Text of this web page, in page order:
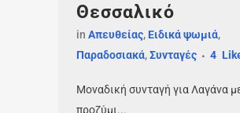
Θεσσαλικό
in Απευθείας, Ειδικά ψωμιά,
Παραδοσιακά,Συνταγές 4
Μοναδική συνταγή για Λαγάνα
προζύμι...